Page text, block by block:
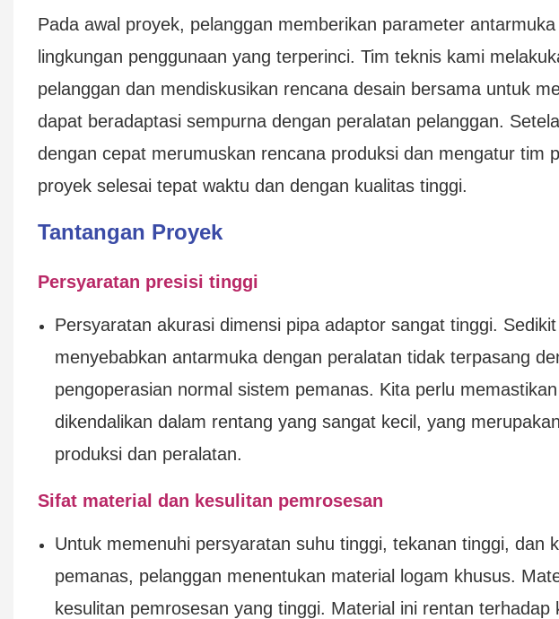
Pada awal proyek, pelanggan memberikan parameter
lingkungan penggunaan yang terperinci. Tim teknis kami
pelanggan dan mendiskusikan rencana desain bersama untuk
dapat beradaptasi sempurna dengan peralatan pelanggan.
dengan cepat merumuskan rencana produksi dan mengatur tim
proyek selesai tepat waktu dan dengan kualitas tinggi.
Tantangan Proyek
Persyaratan presisi tinggi
Persyaratan akurasi dimensi pipa adaptor sangat tinggi.
menyebabkan antarmuka dengan peralatan tidak terpasang
pengoperasian normal sistem pemanas. Kita perlu
dikendalikan dalam rentang yang sangat kecil, yang
produksi dan peralatan.
Sifat material dan kesulitan pemrosesan
Untuk memenuhi persyaratan suhu tinggi, tekanan tinggi, dan
pemanas, pelanggan menentukan material logam khusus.
kesulitan pemrosesan yang tinggi. Material ini rentan